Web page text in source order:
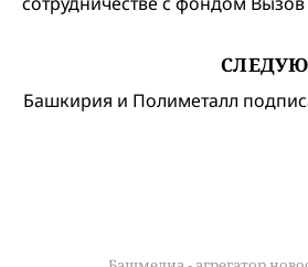
Башкирия и Полиметалл